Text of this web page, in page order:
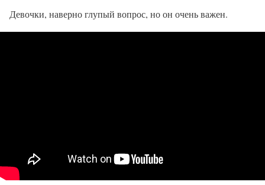
Девочки, наверно глупый вопрос, но он очень важен.